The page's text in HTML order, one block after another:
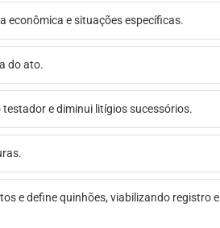
econômica e situações específicas.
do ato.
e diminui litígios sucessórios.
e define quinhões, viabilizando registro e